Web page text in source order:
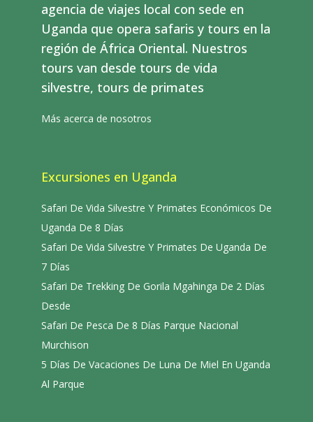
agencia de viajes local con sede en
Uganda que opera safaris y tours en la
región de África Oriental. Nuestros
tours van desde tours de vida
silvestre, tours de primates
Más acerca de nosotros
Excursiones en Uganda
Safari De Vida Silvestre Y Primates Económicos De
Uganda De 8 Días
Safari De Vida Silvestre Y Primates De Uganda De
7 Días
Safari De Trekking De Gorila Mgahinga De 2 Días
Desde
Safari De Pesca De 8 Días Parque Nacional
Murchison
5 Días De Vacaciones De Luna De Miel En Uganda
Al Parque